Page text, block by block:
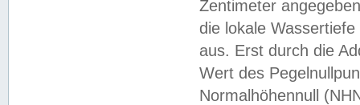
Zentimeter
die lokale
aus. Erst durch die
Wert des
Normalhöhennull